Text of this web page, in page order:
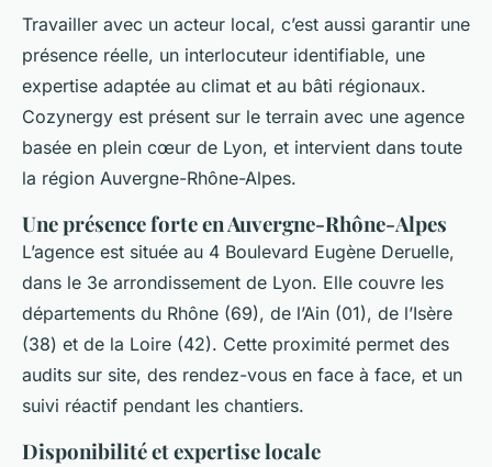
Travailler avec un acteur local, c’est aussi garantir une
présence réelle, un interlocuteur identifiable, une
expertise adaptée au climat et au bâti régionaux.
Cozynergy est présent sur le terrain avec une agence
basée en plein cœur de Lyon, et intervient dans toute
la région Auvergne-Rhône-Alpes.
Une présence forte en Auvergne-Rhône-Alpes
L’agence est située au 4 Boulevard Eugène Deruelle,
dans le 3e arrondissement de Lyon. Elle couvre les
départements du Rhône (69), de l’Ain (01), de l’Isère
(38) et de la Loire (42). Cette proximité permet des
audits sur site, des rendez-vous en face à face, et un
suivi réactif pendant les chantiers.
Disponibilité et expertise locale